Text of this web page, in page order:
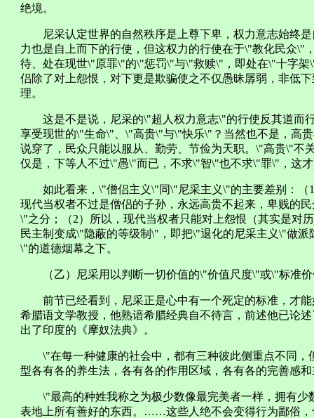
绝境。
尼采认定世界的自然秩序是上尊下卑，权力意志始终是
力也是自上而下的行使，但这权力的行使在于\"教化民众\"
待、处在现世\"原罪\"的\"惩罚\"与\"救赎\"，即处在\"十字
侣除了对上怨恨，对下更是欺骗使之不仅愚昧孱弱，非低
理。
这是不是说，尼采的\"超人权力意志\"的行使反其道而
享受现世的\"生命\"、\"高贵\"与\"快乐\"？当然也不是，高
说穿了，民众只能以服从、勤劳、节俭为天职。\"高贵\"不
仅是，下等人不过\"愚\"而已，不求\"智\"也不求\"罪\"，这
如此看来，\"僧侣主义\"同\"尼采主义\"的主要差别：（1
现代当权者不过是僧侣的子孙，永远高贵不起来，卑贱的
\"之分；（2）所以，现代当权者只能对上怨恨（其实是对
民主制变成\"隐蔽的等级制\"，即把\"退化的尼采主义\"做
\"的道德烟幕之下。
（乙）尼采用以判断一切价值的\"价值尺度\"或\"标准价
前节已经看到，尼采正是心中有一个死定的标准，才能
希腊语文学教授，他熟谙希腊经典自不待言，前述他已论
出了印度的《摩奴法典》。
\"在每一种健康的社会中，都有三种彼此侧重点不同，
型各有各的养生法，各有各的作用区域，各有各的完善感
\"最高的种姓我称之为极少数像最完美者一样，拥有少
表地上所有善好的东西。……这些人绝不会变得行为鄙俗